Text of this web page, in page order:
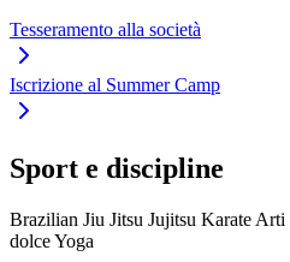
Tesseramento alla società
Iscrizione al Summer Camp
Sport e discipline
Brazilian Jiu Jitsu Jujitsu Karate Arti
dolceYoga